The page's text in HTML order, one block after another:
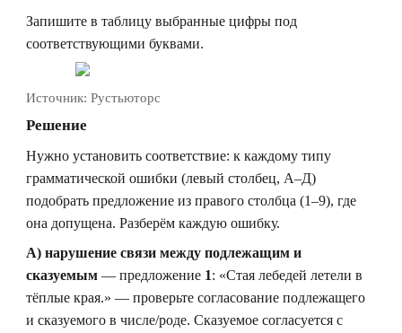
Запишите в таблицу выбранные цифры под
соответствующими буквами.
Источник: Рустьюторс
Решение
Нужно установить соответствие: к каждому типу
грамматической ошибки (левый столбец, А–Д)
подобрать предложение из правого столбца (1–9), где
она допущена. Разберём каждую ошибку.
А) нарушение связи между подлежащим и
сказуемым — предложение 1: «Стая лебедей летели в
тёплые края.» — проверьте согласование подлежащего
и сказуемого в числе/роде. Сказуемое согласуется с